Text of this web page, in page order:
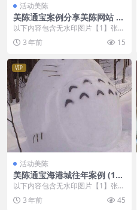
活动美陈
美陈通宝案例分享美陈网站 (1
80)
以下内容包含无水印图片【1】张
，开通会员无障碍浏览 开通VIP会
员 3 年前 15
VIP
活动美陈
美陈通宝海港城往年案例 (11
4)
以下内容包含无水印图片【1】张
，开通会员无障碍浏览 开通VIP会
员 3 年前 45